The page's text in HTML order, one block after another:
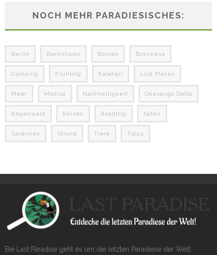
NOCH MEHR PARADIESISCHES:
Berlin Berlintipps Borneo Botswana
Camping Frühling Kalahari Lost Places
Meer Modisa Nachhaltigkeit Okavango Delta
Regenwald Reisen Roadtrip Safari
Sardinien Strand Tiere Tipps
Bei Last Paradise geht es um die letzten Paradiese der Welt.